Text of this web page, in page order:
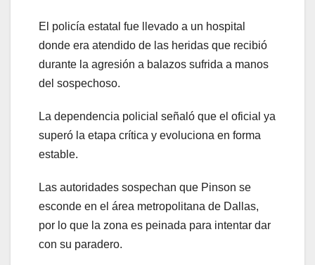
El policía estatal fue llevado a un hospital
donde era atendido de las heridas que recibió
durante la agresión a balazos sufrida a manos
del sospechoso.
La dependencia policial señaló que el oficial ya
superó la etapa crítica y evoluciona en forma
estable.
Las autoridades sospechan que Pinson se
esconde en el área metropolitana de Dallas,
por lo que la zona es peinada para intentar dar
con su paradero.